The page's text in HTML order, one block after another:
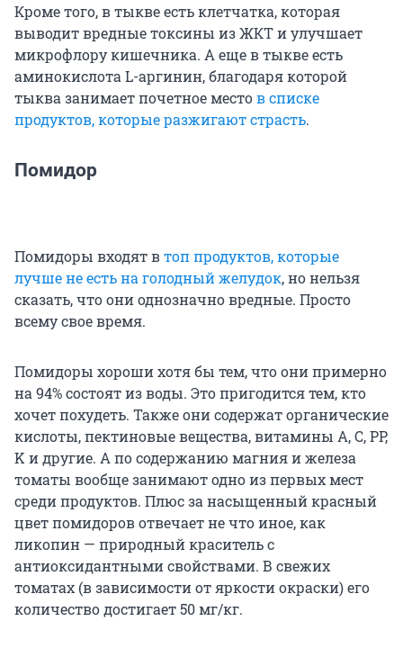
Кроме того, в тыкве есть клетчатка, которая
выводит вредные токсины из ЖКТ и улучшает
микрофлору кишечника. А еще в тыкве есть
аминокислота L-аргинин, благодаря которой
тыква занимает почетное местов списке
продуктов, которые разжигают страсть.
Помидор
Помидоры входят втоп продуктов, которые
лучше не есть на голодный желудок, но нельзя
сказать, что они однозначно вредные. Просто
всему свое время.
Помидоры хороши хотя бы тем, что они примерно
на 94% состоят из воды. Это пригодится тем, кто
хочет похудеть. Также они содержат органические
кислоты, пектиновые вещества, витамины A, C, PP,
K и другие. А по содержанию магния и железа
томаты вообще занимают одно из первых мест
среди продуктов. Плюс за насыщенный красный
цвет помидоров отвечает не что иное, как
ликопин — природный краситель с
антиоксидантными свойствами. В свежих
томатах (в зависимости от яркости окраски) его
количество достигает 50 мг/кг.